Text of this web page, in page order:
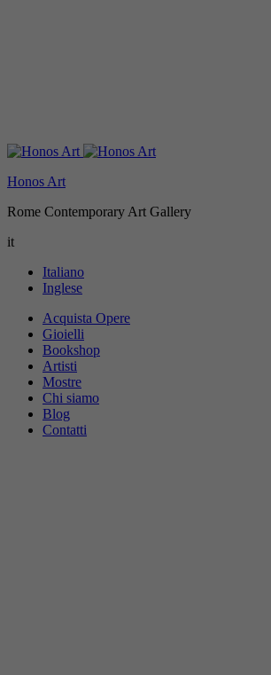
Honos Art
Rome Contemporary Art Gallery
it
Italiano
Inglese
Acquista Opere
Gioielli
Bookshop
Artisti
Mostre
Chi siamo
Blog
Contatti